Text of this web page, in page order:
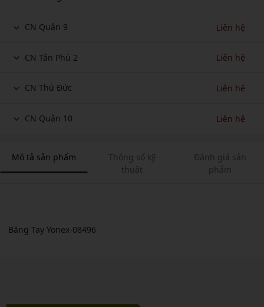
CN Quận 9 Liên hệ
CN Tân Phú 2 Liên hệ
CN Thủ Đức Liên hệ
CN Quận 10 Liên hệ
Mô tả sản phẩm
Thông số kỹ
thuật
Đánh giá sản
phẩm
Băng Tay Yonex-08496